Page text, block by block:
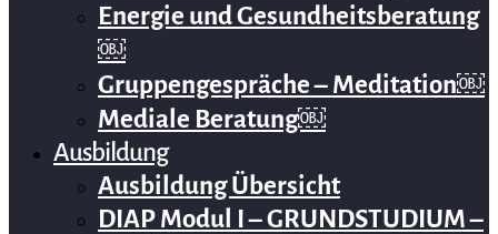
Energie und Gesundheitsberatung
￼
Gruppengespräche – Meditation￼
Mediale Beratung￼
Ausbildung
Ausbildung Übersicht
DIAP Modul I – GRUNDSTUDIUM –